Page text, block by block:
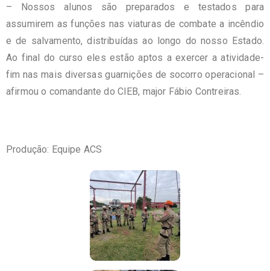
– Nossos alunos são preparados e testados para
assumirem as funções nas viaturas de combate a incêndio
e de salvamento, distribuídas ao longo do nosso Estado.
Ao final do curso eles estão aptos a exercer a atividade-
fim nas mais diversas guarnições de socorro operacional –
afirmou o comandante do CIEB, major Fábio Contreiras.
Produção: Equipe ACS